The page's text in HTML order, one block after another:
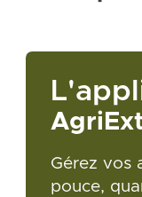
Gérez vos
pouce,